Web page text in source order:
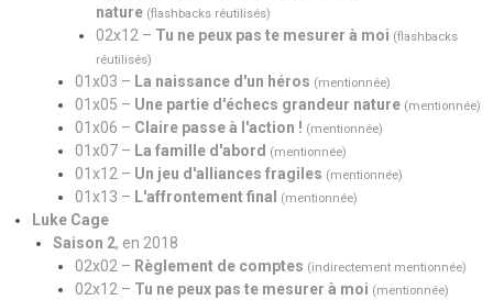
nature (flashbacks réutilisés)
02x12 – Tu ne peux pas te mesurer à moi (flashbacks
réutilisés)
01x03 – La naissance d'un héros (mentionnée)
01x05 – Une partie d'échecs grandeur nature (mentionnée)
01x06 – Claire passe à l'action ! (mentionnée)
01x07 – La famille d'abord (mentionnée)
01x12 – Un jeu d'alliances fragiles (mentionnée)
01x13 – L'affrontement final (mentionnée)
Luke Cage
Saison 2, en 2018
02x02 – Règlement de comptes (indirectement mentionnée)
02x12 – Tu ne peux pas te mesurer à moi (mentionnée)